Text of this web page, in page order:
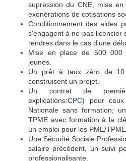
supression du CNE, mise
exonérations de cotisations
Conditionnement des aides
s'engagent à ne pas licencier
rendres dans le cas d'une
Mise en place de 500 000
jeunes.
Un prêt à taux zéro de
construisent un projet.
Un contrat de
explications:CPC) pour ceux
Nationale sans formation;
TPME avec formation à la
un emploi pour les PME/TPME.
Une Sécurité Sociale
salaire précédent, un suivi
professionalisante.